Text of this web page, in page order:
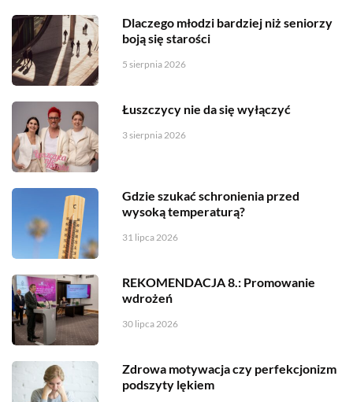
Dlaczego młodzi bardziej niż seniorzy
boją się starości
5 sierpnia 2026
Łuszczycy nie da się wyłączyć
3 sierpnia 2026
Gdzie szukać schronienia przed
wysoką temperaturą?
31 lipca 2026
REKOMENDACJA 8.: Promowanie
wdrożeń
30 lipca 2026
Zdrowa motywacja czy perfekcjonizm
podszyty lękiem